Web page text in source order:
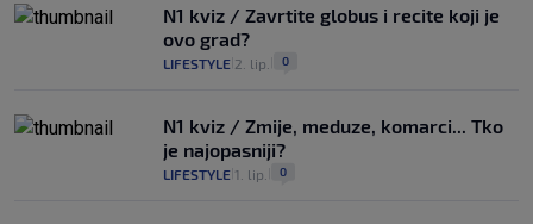
N1 kviz / Zavrtite globus i recite koji je
ovo grad?
LIFESTYLE 2. lip. 0
N1 kviz / Zmije, meduze, komarci... Tko
je najopasniji?
LIFESTYLE 1. lip. 0